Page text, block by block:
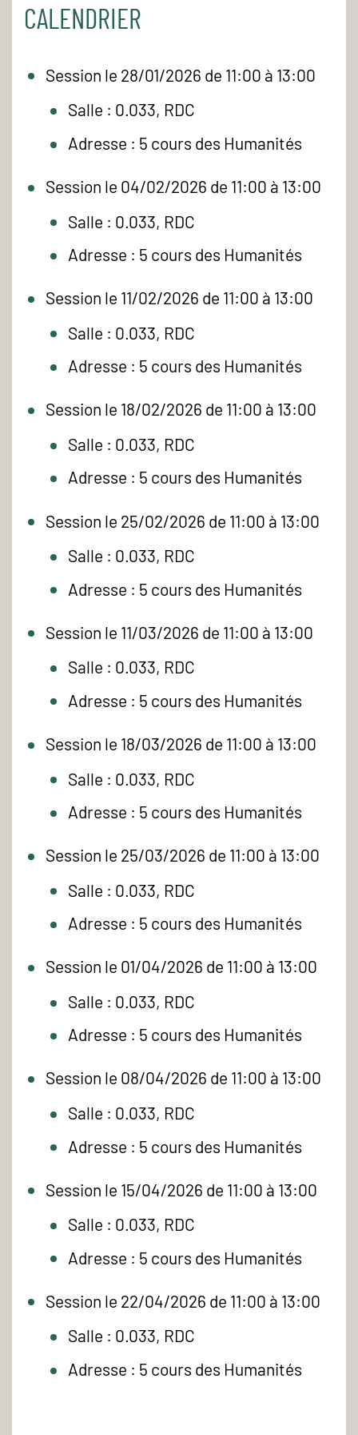
CALENDRIER
Session le 28/01/2026 de 11:00 à 13:00
Salle : 0.033, RDC
Adresse : 5 cours des Humanités
Session le 04/02/2026 de 11:00 à 13:00
Salle : 0.033, RDC
Adresse : 5 cours des Humanités
Session le 11/02/2026 de 11:00 à 13:00
Salle : 0.033, RDC
Adresse : 5 cours des Humanités
Session le 18/02/2026 de 11:00 à 13:00
Salle : 0.033, RDC
Adresse : 5 cours des Humanités
Session le 25/02/2026 de 11:00 à 13:00
Salle : 0.033, RDC
Adresse : 5 cours des Humanités
Session le 11/03/2026 de 11:00 à 13:00
Salle : 0.033, RDC
Adresse : 5 cours des Humanités
Session le 18/03/2026 de 11:00 à 13:00
Salle : 0.033, RDC
Adresse : 5 cours des Humanités
Session le 25/03/2026 de 11:00 à 13:00
Salle : 0.033, RDC
Adresse : 5 cours des Humanités
Session le 01/04/2026 de 11:00 à 13:00
Salle : 0.033, RDC
Adresse : 5 cours des Humanités
Session le 08/04/2026 de 11:00 à 13:00
Salle : 0.033, RDC
Adresse : 5 cours des Humanités
Session le 15/04/2026 de 11:00 à 13:00
Salle : 0.033, RDC
Adresse : 5 cours des Humanités
Session le 22/04/2026 de 11:00 à 13:00
Salle : 0.033, RDC
Adresse : 5 cours des Humanités